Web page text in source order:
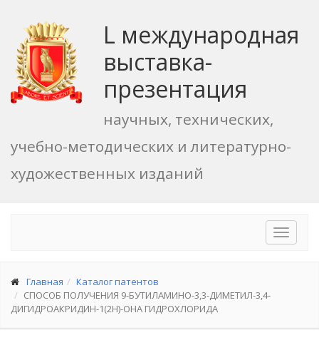
L международная
выставка-
презентация
научных, технических,
учебно-методических и литературно-
художественных изданий
Toggle
Главная
Каталог патентов
СПОСОБ ПОЛУЧЕНИЯ 9-БУТИЛАМИНО-3,3-ДИМЕТИЛ-3,4-
ДИГИДРОАКРИДИН-1(2Н)-ОНА ГИДРОХЛОРИДА